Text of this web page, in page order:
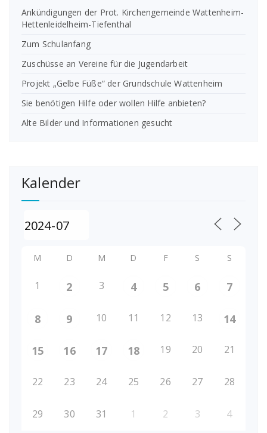
Ankündigungen der Prot. Kirchengemeinde Wattenheim-
Hettenleidelheim-Tiefenthal
Zum Schulanfang
Zuschüsse an Vereine für die Jugendarbeit
Projekt „Gelbe Füße“ der Grundschule Wattenheim
Sie benötigen Hilfe oder wollen Hilfe anbieten?
Alte Bilder und Informationen gesucht
Kalender
M D M D F S S
1 2 3 4 5 6 7
8 9 10 11 12 13 14
15 16 17 18 19 20 21
22 23 24 25 26 27 28
29 30 31 1 2 3 4